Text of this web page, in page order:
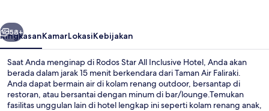
Berikutnya
58+
RingkasanKamarLokasiKebijakan
Saat Anda menginap di Rodos Star All Inclusive Hotel, Anda akan
berada dalam jarak 15 menit berkendara dari Taman Air Faliraki.
Anda dapat bermain air di kolam renang outdoor, bersantap di
restoran, atau bersantai dengan minum di bar/lounge.Temukan
fasilitas unggulan lain di hotel lengkap ini seperti kolam renang anak,